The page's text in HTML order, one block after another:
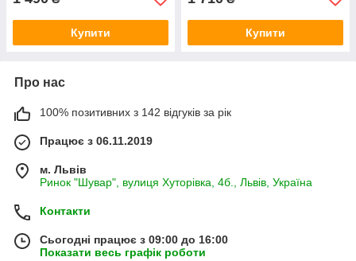
Купити Купити
Про нас
100% позитивних з 142 відгуків за рік
Працює з 06.11.2019
м. Львів
Ринок "Шувар", вулиця Хуторівка, 4б., Львів, Україна
Контакти
Сьогодні працює з 09:00 до 16:00
Показати весь графік роботи